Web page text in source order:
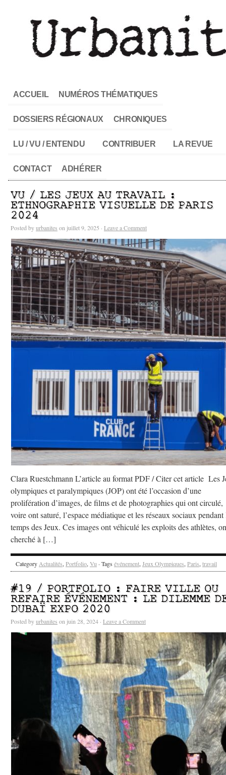
ACCUEIL NUMÉROS THÉMATIQUES
DOSSIERS RÉGIONAUX CHRONIQUES
LU / VU / ENTENDU CONTRIBUER LA REVUE
CONTACT ADHÉRER
VU / LES JEUX AU TRAVAIL :
ETHNOGRAPHIE VISUELLE DE PARIS
2024
Posted byurbanites on juillet 9, 2025 · Leave a Comment
Clara Ruestchmann L’article au format PDF / Citer cet article Les
olympiques et paralympiques (JOP) ont été l’occasion d’une
prolifération d’images, de films et de photographies qui ont circulé,
voire ont saturé, l’espace médiatique et les réseaux sociaux pendant
temps des Jeux. Ces images ont véhiculé les exploits des athlètes,
cherché à […]
Category Actualités, Portfolio, Vu · Tags événement, Jeux Olympiques, Paris, travail
#19 / PORTFOLIO : FAIRE VILLE OU
REFAIRE ÉVÉNEMENT : LE DILEMME
DUBAÏ EXPO 2020
Posted byurbanites on juin 28, 2024 · Leave a Comment